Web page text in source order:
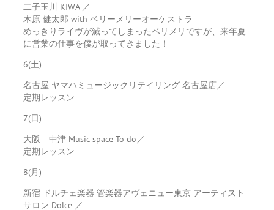
二子玉川 KIWA ／
木原 健太郎 with ベリーメリーオーケストラ
めっきりライヴが減ってしまったベリメリですが、来年夏
に営業の仕事を僕が取ってきました！
6(土)
名古屋 ヤマハミュージックリテイリング 名古屋店／
定期レッスン
7(日)
大阪 中津 Music space To do／
定期レッスン
8(月)
新宿 ドルチェ楽器 管楽器アヴェニュー東京 アーティスト
サロン Dolce ／